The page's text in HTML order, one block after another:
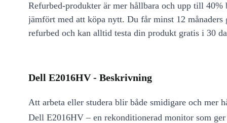
Refurbed-produkter är mer hållbara och upp till 40%
jämfört med att köpa nytt. Du får minst 12 månaders
refurbed och kan alltid testa din produkt gratis i 30
Dell E2016HV - Beskrivning
Att arbeta eller studera blir både smidigare och mer
Dell E2016HV – en rekonditionerad monitor som